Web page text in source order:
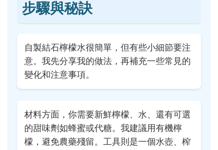
步驟與秘訣
自製結石檸檬水很簡單，但有些小細節要注
意。我先分享我的做法，再補充一些常見的
變化和注意事項。
材料方面，你需要新鮮檸檬、水、還有可選
的甜味劑如蜂蜜或代糖。我建議用有機檸
檬，避免農藥殘留。工具則是一個水壺、榨